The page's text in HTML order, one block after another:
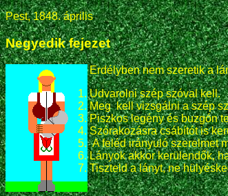
Pest, 1848. április
Negyedik fejezet
Erdélyben nem szeretik a
Udvarolni szép szóval kell.
Meg kell vizsgálni a szép
Piszkos legény és buzgón
Szórakozásra csábítót is
A feléd irányuló szerelmet
Lányok akkor kerülendők,
Tiszteld a lányt, ne